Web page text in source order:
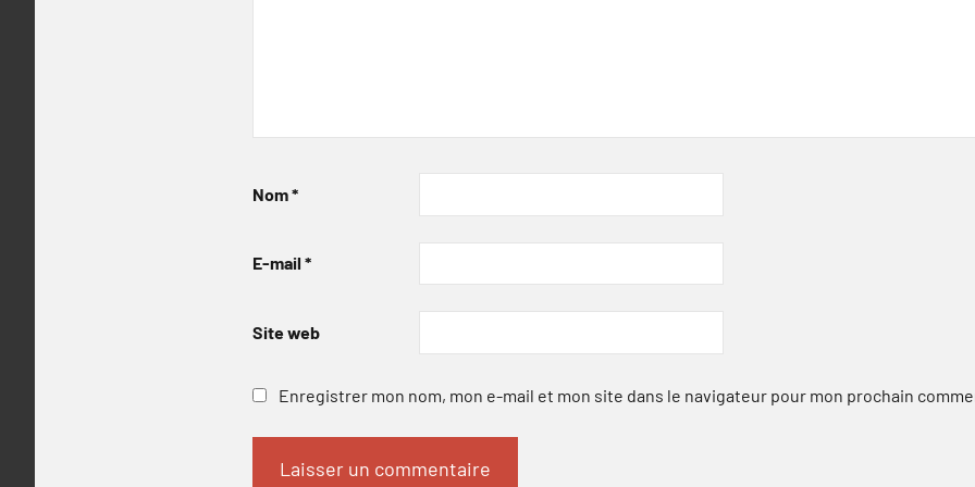
Nom*
E-mail *
Site web
Enregistrer mon nom, mon e-mail et mon site dans le navigateur pour mon prochain